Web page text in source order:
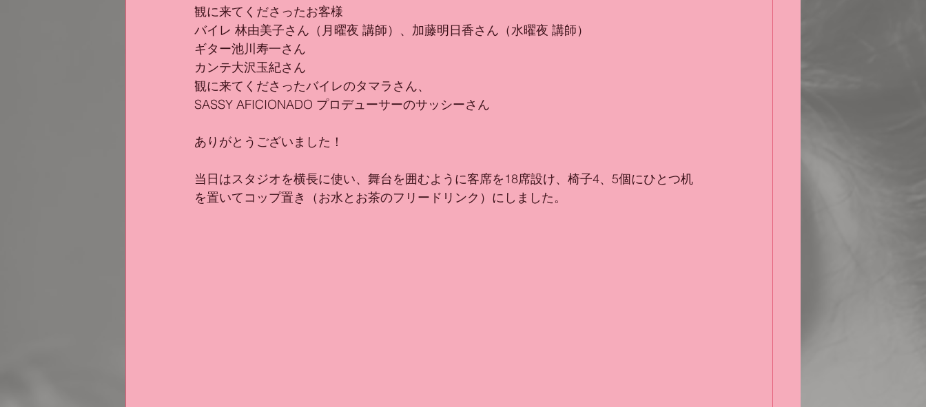
観に来てくださったお客様
バイレ 林由美子さん（月曜夜 講師）、加藤明日香さん（水曜夜 講師）
ギター池川寿一さん
カンテ大沢玉紀さん
観に来てくださったバイレのタマラさん、
SASSY AFICIONADO プロデューサーのサッシーさん
ありがとうございました！
当日はスタジオを横長に使い、舞台を囲むように客席を18席設け、椅子4、5個にひとつ机
を置いてコップ置き（お水とお茶のフリードリンク）にしました。